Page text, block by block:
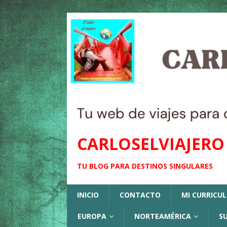
CARLOSELVIAJERO
TU BLOG PARA DESTINOS SINGULARES
INICIO CONTACTO MI
EUROPA NORTEAMÉRICA